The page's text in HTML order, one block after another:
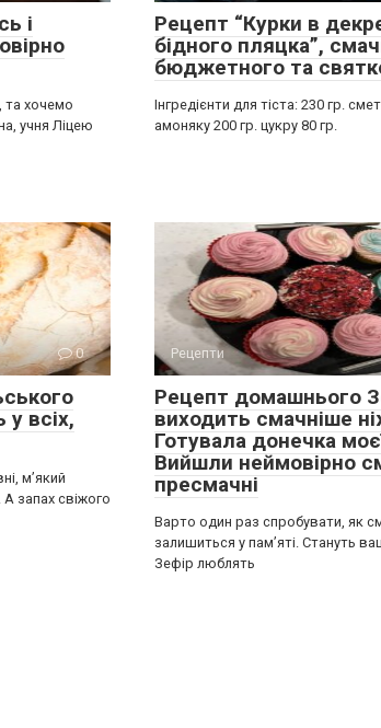
і
та хочемо
учня Ліцею
Рецепт “Курки в
бідного пляцка”,
бюджетного та
Інгредієнти для тіста: 230 гр.
амоняку 200 гр. цукру 80 гр.
0
у всіх,
м’який
запах свіжого
Рецепти
Рецепт домашнього
виходить смачніше
Готувала донечка
Вийшли неймовірно
пресмачні
Варто один раз спробувати, як
залишиться у пам’яті. Стануть
Зефір люблять